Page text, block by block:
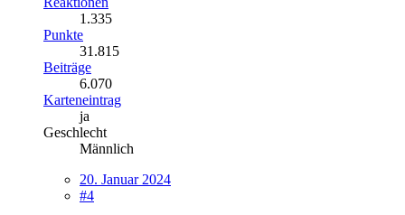
1.335
Punkte
31.815
Beiträge
6.070
Karteneintrag
ja
Geschlecht
Männlich
20. Januar 2024
#4